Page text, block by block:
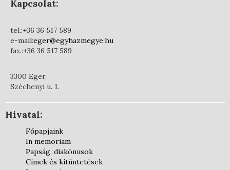
Kapcsolat:
tel.:+36 36 517 589
e-mail:eger@egyhazmegye.hu
fax.:+36 36 517 589
3300 Eger,
Széchenyi u. 1.
Hivatal:
Főpapjaink
In memoriam
Papság, diakónusok
Címek és kitüntetések